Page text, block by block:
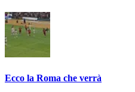
Ecco la Roma che verrà